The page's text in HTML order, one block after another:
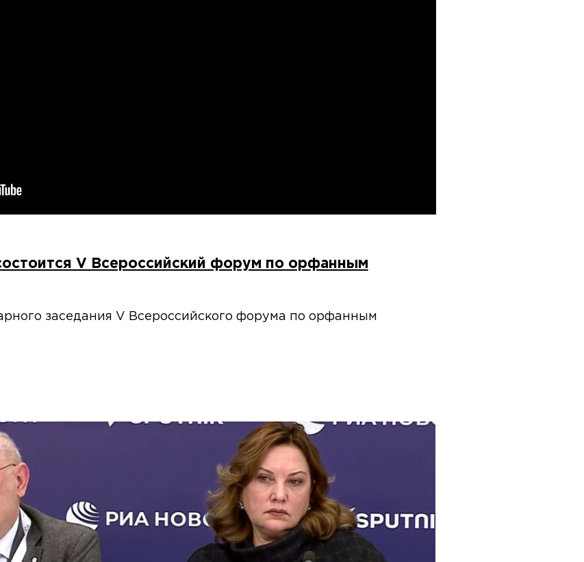
V Всероссийский форум по орфанным
заседания V Всероссийского форума по орфанным